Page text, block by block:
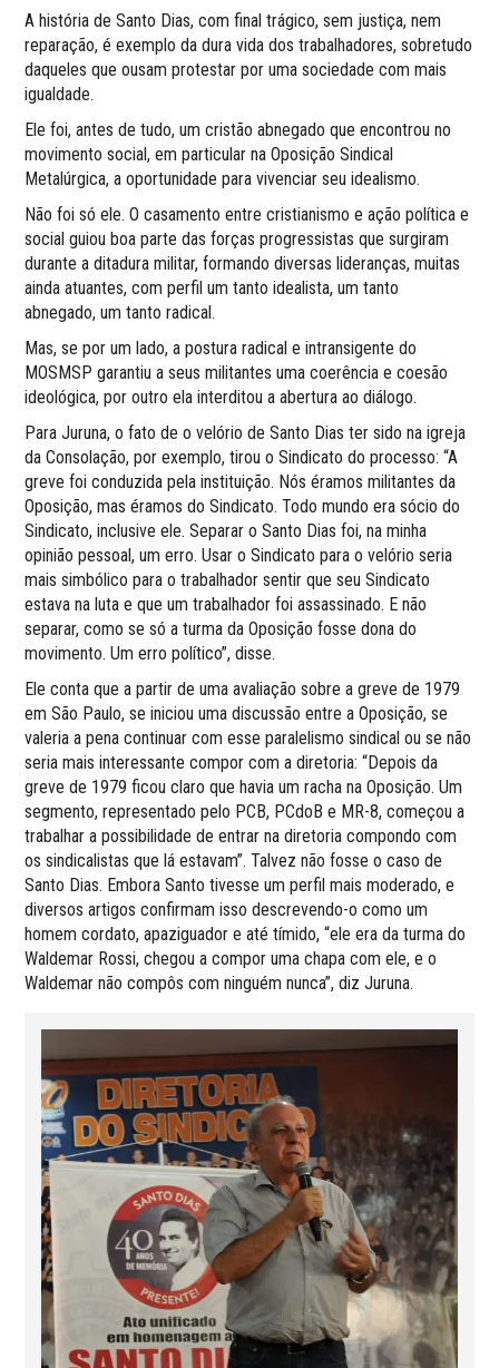
A história de Santo Dias, com final trágico, sem justiça, nem
reparação, é exemplo da dura vida dos trabalhadores, sobretudo
daqueles que ousam protestar por uma sociedade com mais
igualdade.
Ele foi, antes de tudo, um cristão abnegado que encontrou no
movimento social, em particular na Oposição Sindical
Metalúrgica, a oportunidade para vivenciar seu idealismo.
Não foi só ele. O casamento entre cristianismo e ação política e
social guiou boa parte das forças progressistas que surgiram
durante a ditadura militar, formando diversas lideranças, muitas
ainda atuantes, com perfil um tanto idealista, um tanto
abnegado, um tanto radical.
Mas, se por um lado, a postura radical e intransigente do
MOSMSP garantiu a seus militantes uma coerência e coesão
ideológica, por outro ela interditou a abertura ao diálogo.
Para Juruna, o fato de o velório de Santo Dias ter sido na igreja
da Consolação, por exemplo, tirou o Sindicato do processo: “A
greve foi conduzida pela instituição. Nós éramos militantes da
Oposição, mas éramos do Sindicato. Todo mundo era sócio do
Sindicato, inclusive ele. Separar o Santo Dias foi, na minha
opinião pessoal, um erro. Usar o Sindicato para o velório seria
mais simbólico para o trabalhador sentir que seu Sindicato
estava na luta e que um trabalhador foi assassinado. E não
separar, como se só a turma da Oposição fosse dona do
movimento. Um erro político”, disse.
Ele conta que a partir de uma avaliação sobre a greve de 1979
em São Paulo, se iniciou uma discussão entre a Oposição, se
valeria a pena continuar com esse paralelismo sindical ou se não
seria mais interessante compor com a diretoria: “Depois da
greve de 1979 ficou claro que havia um racha na Oposição. Um
segmento, representado pelo PCB, PCdoB e MR-8, começou a
trabalhar a possibilidade de entrar na diretoria compondo com
os sindicalistas que lá estavam”. Talvez não fosse o caso de
Santo Dias. Embora Santo tivesse um perfil mais moderado, e
diversos artigos confirmam isso descrevendo-o como um
homem cordato, apaziguador e até tímido, “ele era da turma do
Waldemar Rossi, chegou a compor uma chapa com ele, e o
Waldemar não compôs com ninguém nunca”, diz Juruna.